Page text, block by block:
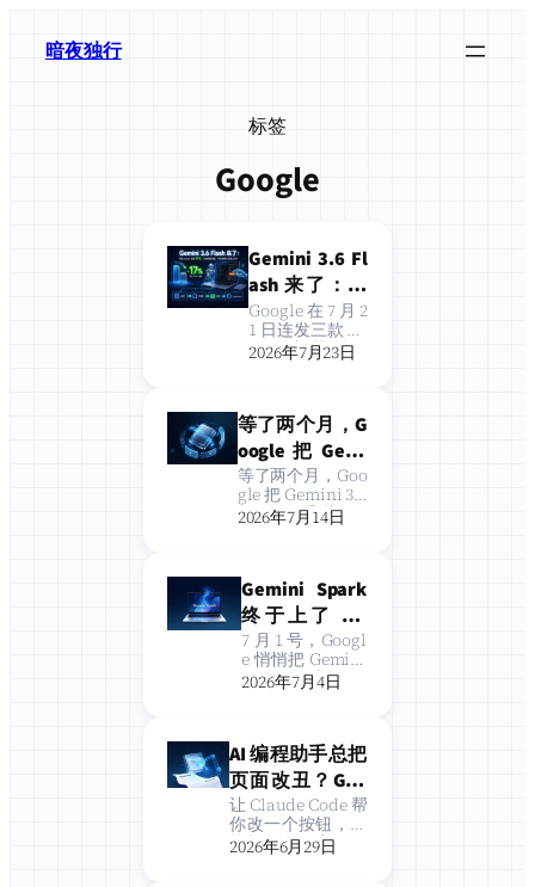
暗夜独行
标签
Google
Gemini 3.6 Fl
ash 来了：输
出 token 直降
17%，还能操
控电脑，开发
接？
Google 在 7 月 2
1 日连发三款 Ge
mini 新模型：
Gemini 3.6 Flas
及面向网络安全
的 Gemini 3.5 F
lash C…
2026年7月23日
等了两个月，G
oogle 把 Gemi
ni 3.5 Pro 推倒
重训了：上线
倒计时，先做
等了两个月，Goo
gle 把 Gemini 3.5
Pro 推倒重训了：
上线倒计时，先
来，7月终于定
档。Gemini 3.5 P
ro 不是在旧模型
上缝缝补补，Goo
gle 直接把底层…
2026年7月14日
Gemini Spark
终于上了 Ma
c：Google 的
桌面 AI 智能
体，到底能干
7 月 1 号，Googl
e 悄悄把 Gemini
Spark 搬上了 M
ac。 说”悄悄”是
博客上更新了一
篇文章。但这事
儿其实不小——这
是 Goog…
2026年7月4日
AI 编程助手总把
页面改丑？Goo
gle Labs 这份 DE
SIGN.md 让 AI
一次看懂你的设
让 Claude Code 帮
你改一个按钮，它
能把圆角、字号、
阴影全给你换一
2026年6月29日